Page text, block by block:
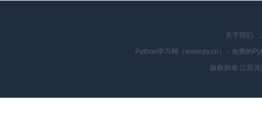
关于我们
Python学习网（www.py.cn） - 免费的
版权所有 江苏